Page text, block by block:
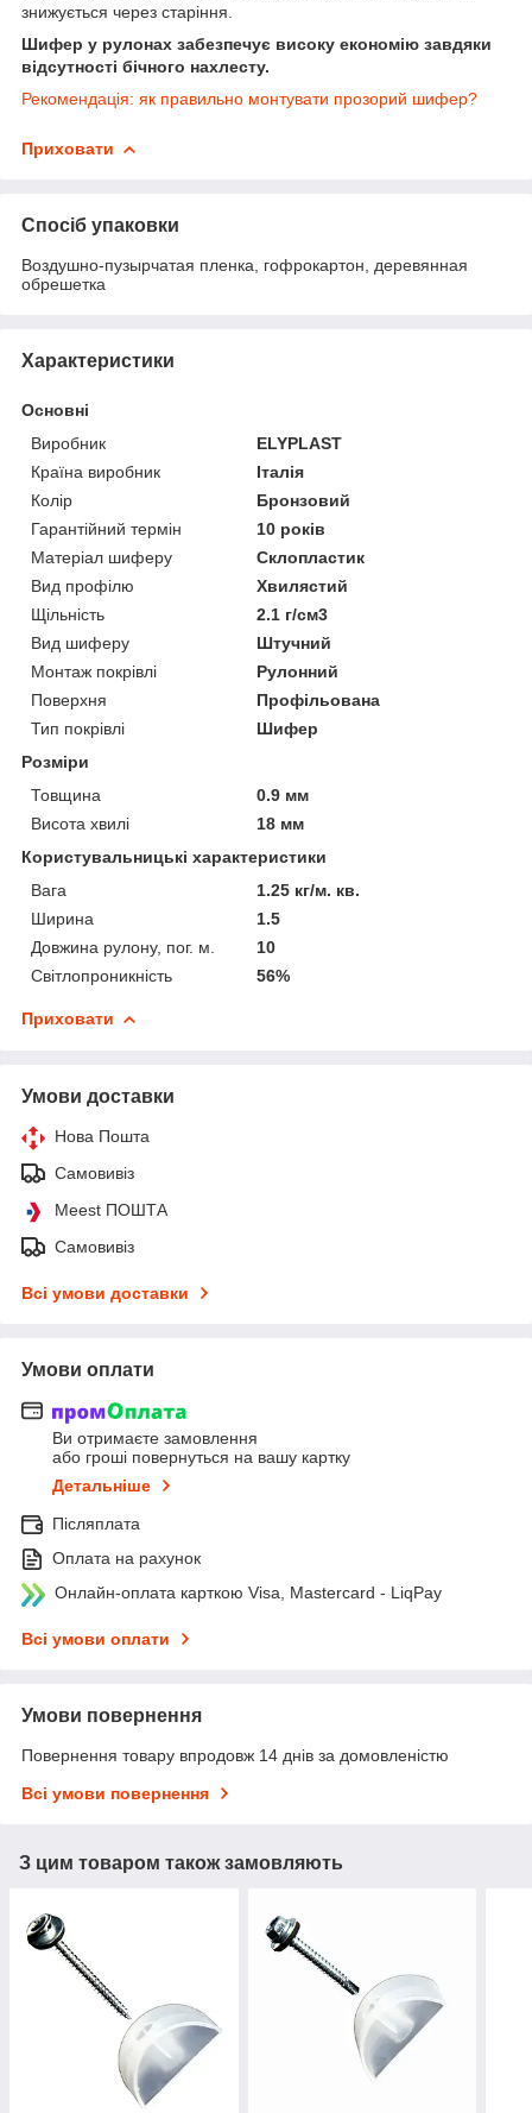
знижується через старіння.
Шифер у рулонах забезпечує високу економію завдяки
відсутності бічного нахлесту.
Рекомендація: як правильно монтувати прозорий шифер?
Приховати
Спосіб упаковки
Воздушно-пузырчатая пленка, гофрокартон, деревянная
обрешетка
Характеристики
Основні
Виробник
ELYPLAST
Країна виробник
Італія
Колір
Бронзовий
Гарантійний термін
10 років
Матеріал шиферу
Склопластик
Вид профілю
Хвилястий
Щільність
2.1 г/см3
Вид шиферу
Штучний
Монтаж покрівлі
Рулонний
Поверхня
Профільована
Тип покрівлі
Шифер
Розміри
Товщина
0.9 мм
Висота хвилі
18 мм
Користувальницькі характеристики
Вага
1.25 кг/м. кв.
Ширина
1.5
Довжина рулону, пог. м.
10
Світлопроникність
56%
Приховати
Умови доставки
Нова Пошта
Самовивіз
Meest ПОШТА
Самовивіз
Всі умови доставки
Умови оплати
Ви отримаєте замовлення
або гроші повернуться на вашу картку
Детальніше
Післяплата
Оплата на рахунок
Онлайн-оплата карткою Visa, Mastercard - LiqPay
Всі умови оплати
Умови повернення
Повернення товару впродовж 14 днів за домовленістю
Всі умови повернення
З цим товаром також замовляють